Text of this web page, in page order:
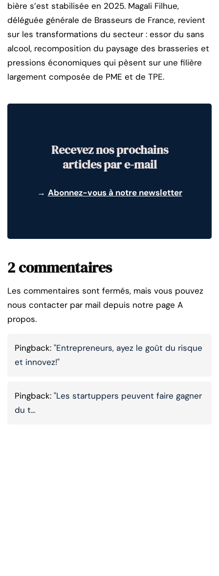
bière s’est stabilisée en 2025. Magali Filhue,
déléguée générale de Brasseurs de France, revient
sur les transformations du secteur : essor du sans
alcool, recomposition du paysage des brasseries et
pressions économiques qui pèsent sur une filière
largement composée de PME et de TPE.
Recevez nos prochains
articles par e-mail
→ Abonnez-vous à notre newsletter
2 commentaires
Les commentaires sont fermés, mais vous pouvez
nous contacter par mail depuis notre page A
propos.
Pingback: "Entrepreneurs, ayez le goût du risque
et innovez!"
Pingback: "Les startuppers peuvent faire gagner
du t...